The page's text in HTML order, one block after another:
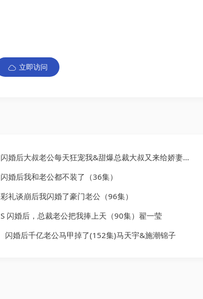
立即访问
闪婚后大叔老公每天狂宠我&甜爆总裁大叔又来给娇妻撑腰了（81集）
闪婚后我和老公都不装了（36集）
彩礼谈崩后我闪婚了豪门老公（96集）
S 闪婚后，总裁老公把我捧上天（90集）翟一莹
闪婚后千亿老公马甲掉了(152集)马天宇&施潮锦子